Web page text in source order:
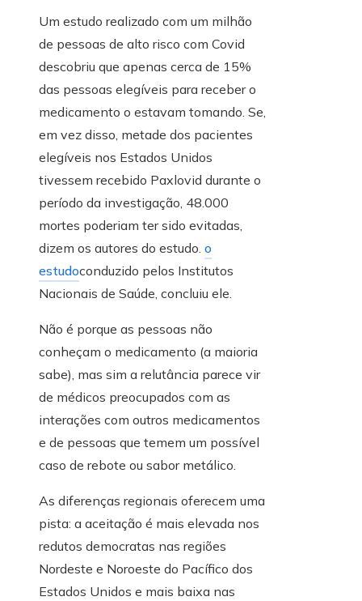
Um estudo realizado com um milhão
de pessoas de alto risco com Covid
descobriu que apenas cerca de 15%
das pessoas elegíveis para receber o
medicamento o estavam tomando. Se,
em vez disso, metade dos pacientes
elegíveis nos Estados Unidos
tivessem recebido Paxlovid durante o
período da investigação, 48.000
mortes poderiam ter sido evitadas,
dizem os autores do estudo. o
estudoconduzido pelos Institutos
Nacionais de Saúde, concluiu ele.
Não é porque as pessoas não
conheçam o medicamento (a maioria
sabe), mas sim a relutância parece vir
de médicos preocupados com as
interações com outros medicamentos
e de pessoas que temem um possível
caso de rebote ou sabor metálico.
As diferenças regionais oferecem uma
pista: a aceitação é mais elevada nos
redutos democratas nas regiões
Nordeste e Noroeste do Pacífico dos
Estados Unidos e mais baixa nas